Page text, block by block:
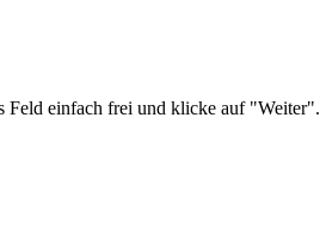
Feld einfach frei und klicke auf "Weiter".